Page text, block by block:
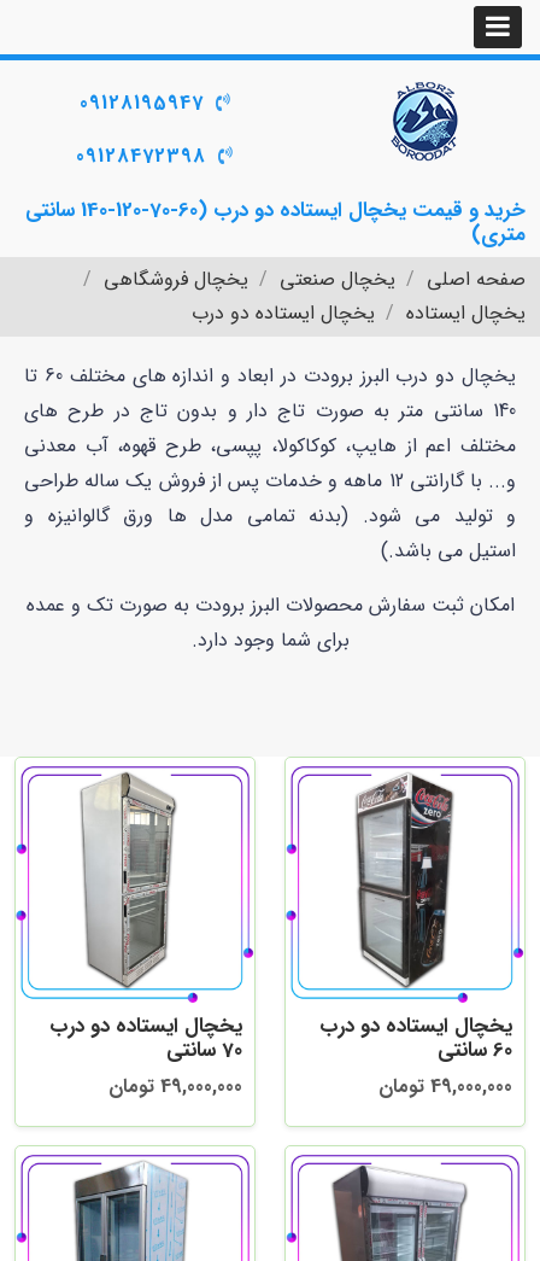
خرید و قیمت یخچال ایستاده دو درب (60-70-120-140 سانتی
متری)
09128195947
09128472398
صفحه اصلی یخچال صنعتی
یخچال فروشگاهی
یخچال ایستاده
یخچال ایستاده دو درب
یخچال دو درب البرز برودت در ابعاد و اندازه های مختلف 60 تا
140 سانتی متر به صورت تاج دار و بدون تاج در طرح های
مختلف اعم از هایپ، کوکاکولا، پپسی، طرح قهوه، آب معدنی
و... با گارانتی 12 ماهه و خدمات پس از فروش یک ساله طراحی
و تولید می شود. (بدنه تمامی مدل ها ورق گالوانیزه و
استیل می باشد.)
امکان ثبت سفارش محصولات البرز برودت به صورت تک و عمده
برای شما وجود دارد.
یخچال ایستاده دو درب
60 سانتی
49,000,000 تومان
یخچال ایستاده دو درب
70 سانتی
49,000,000 تومان